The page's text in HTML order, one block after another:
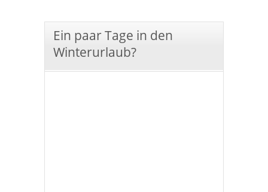
Ein paar Tage in den
Winterurlaub?